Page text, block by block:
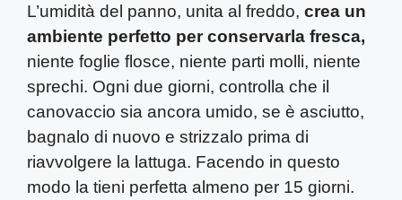
L’umidità del panno, unita al freddo, crea un
ambiente perfetto per conservarla fresca,
niente foglie flosce, niente parti molli, niente
sprechi. Ogni due giorni, controlla che il
canovaccio sia ancora umido, se è asciutto,
bagnalo di nuovo e strizzalo prima di
riavvolgere la lattuga. Facendo in questo
modo la tieni perfetta almeno per 15 giorni.